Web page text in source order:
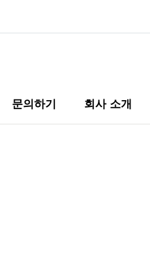
문의하기 회사 소개